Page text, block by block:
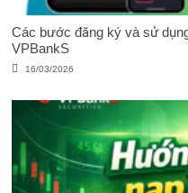
Các bước đăng ký và sử
VPBankS
16/03/2026